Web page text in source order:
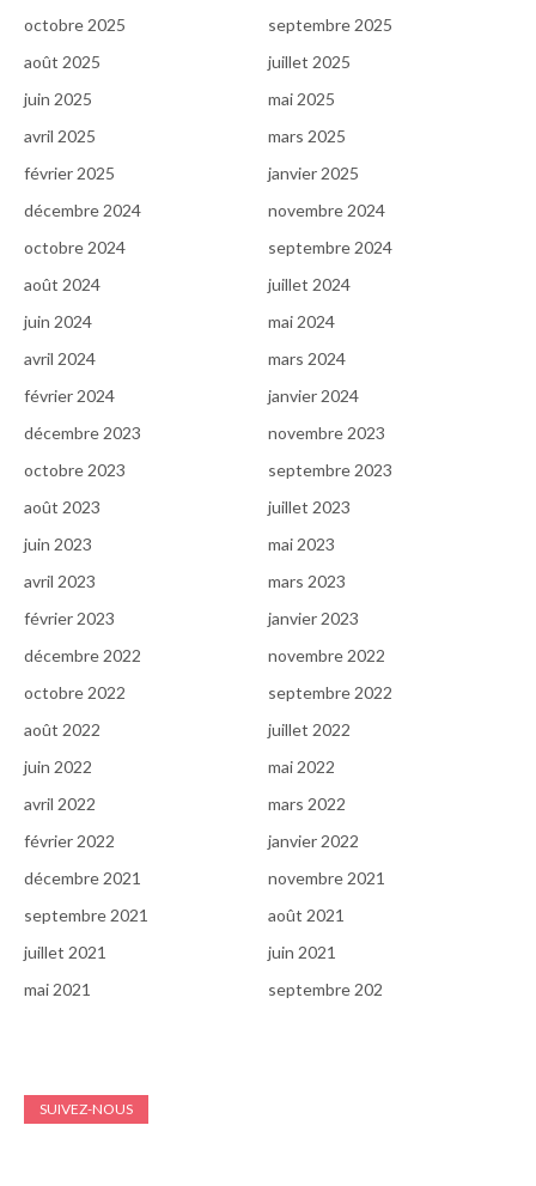
octobre 2025
septembre 2025
août 2025
juillet 2025
juin 2025
mai 2025
avril 2025
mars 2025
février 2025
janvier 2025
décembre 2024
novembre 2024
octobre 2024
septembre 2024
août 2024
juillet 2024
juin 2024
mai 2024
avril 2024
mars 2024
février 2024
janvier 2024
décembre 2023
novembre 2023
octobre 2023
septembre 2023
août 2023
juillet 2023
juin 2023
mai 2023
avril 2023
mars 2023
février 2023
janvier 2023
décembre 2022
novembre 2022
octobre 2022
septembre 2022
août 2022
juillet 2022
juin 2022
mai 2022
avril 2022
mars 2022
février 2022
janvier 2022
décembre 2021
novembre 2021
septembre 2021
août 2021
juillet 2021
juin 2021
mai 2021
septembre 202
SUIVEZ-NOUS